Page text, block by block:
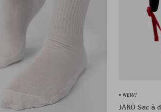
NEW!
JAKO Sac à